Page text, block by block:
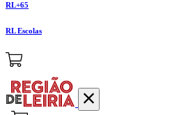
RL+65
RL Escolas